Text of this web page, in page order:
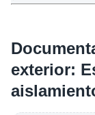
exterior: